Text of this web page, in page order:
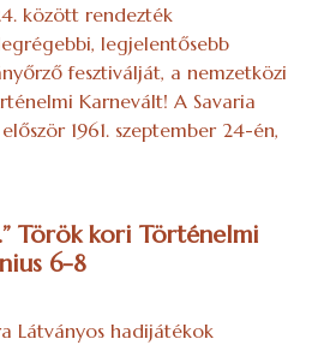
között rendezték
legjelentősebb
fesztiválját, a nemzetközi
Karnevált! A Savaria
1961. szeptember 24-én,
Török kori Történelmi
6-8
Látványos hadijátékok